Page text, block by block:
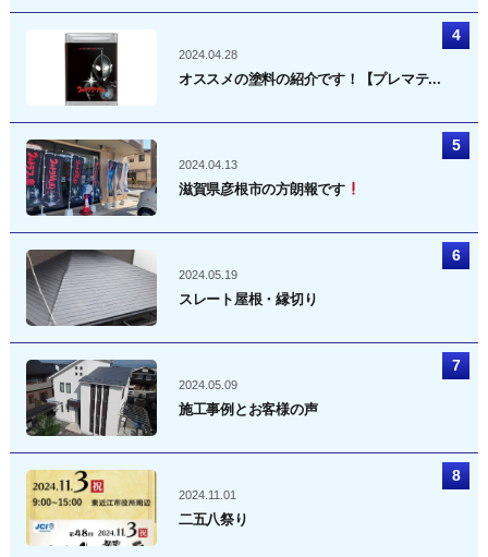
2024.04.28
オススメの塗料の紹介です！【プレマテ...
2024.04.13
滋賀県彦根市の方朗報です
2024.05.19
スレート屋根・縁切り
2024.05.09
施工事例とお客様の声
2024.11.01
二五八祭り